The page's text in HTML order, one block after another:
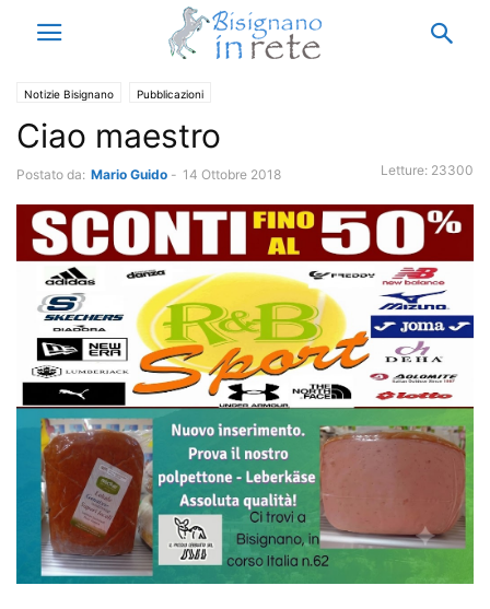
Notizie Bisignano Pubblicazioni
Ciao maestro
Postato da: Mario Guido - 14 Ottobre 2018 Letture: 23300